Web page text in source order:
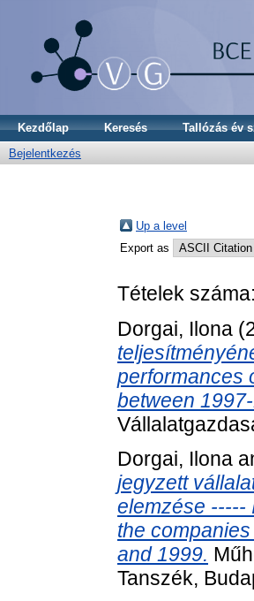
Kezdőlap Keresés Tallózás év
Bejelentkezés
Up a level
Export as
Tételek száma:
Dorgai, Ilona
performances
between
Dorgai, Ilona
jegyzett
elemzése -----
the
and 1999.
Tanszék,